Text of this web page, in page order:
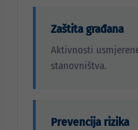
Zaštita građana
Aktivnosti
stanovništva.
Prevencija rizika